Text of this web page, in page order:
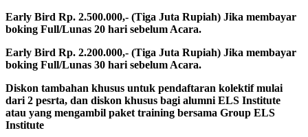
Early Bird Rp. 2.500.000,- (Tiga Juta Rupiah) Jika membayar
boking Full/Lunas 20 hari sebelum Acara.
Early Bird Rp. 2.200.000,- (Tiga Juta Rupiah) Jika membayar
boking Full/Lunas 30 hari sebelum Acara.
Diskon tambahan khusus untuk pendaftaran kolektif mulai
dari 2 pesrta, dan diskon khusus bagi alumni ELS Institute
atau yang mengambil paket training bersama Group ELS
Institute